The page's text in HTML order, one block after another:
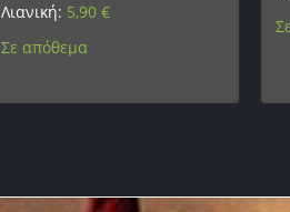
Λιανική: 5,90 €
Σε απόθεμα